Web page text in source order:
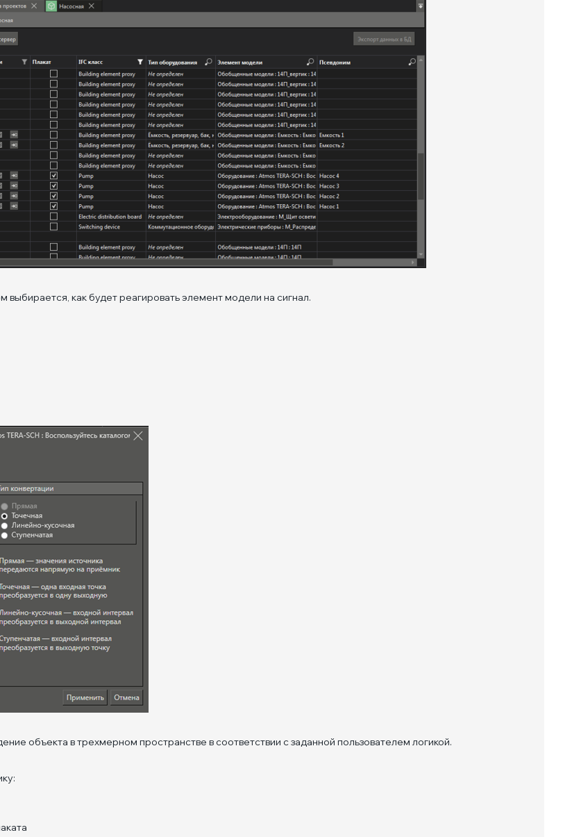
выбирается, как будет реагировать элемент модели на сигнал.
объекта в трехмерном пространстве в соответствии с заданной пользователем логикой.